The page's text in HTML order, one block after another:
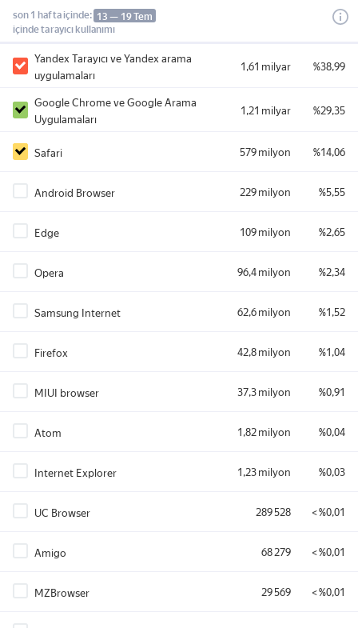
son 1 hafta içinde: 13 — 19 Tem
içinde tarayıcı kullanımı
Yandex Tarayıcı ve Yandex arama
uygulamaları
1,61 milyar %38,99
Google Chrome ve Google Arama
Uygulamaları
1,21 milyar %29,35
Safari 579 milyon %14,06
Android Browser 229 milyon %5,55
Edge 109 milyon %2,65
Opera 96,4 milyon %2,34
Samsung Internet 62,6 milyon %1,52
Firefox 42,8 milyon %1,04
MIUI browser 37,3 milyon %0,91
Atom 1,82 milyon %0,04
Internet Explorer 1,23 milyon %0,03
UC Browser 289 528 < %0,01
Amigo 68 279 < %0,01
MZBrowser 29 569 < %0,01